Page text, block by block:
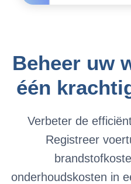
Beheer uw
één
Verbeter de
Registreer
onderhoudskosten in